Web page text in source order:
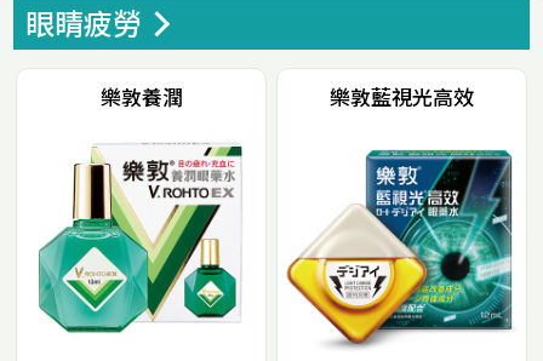
眼睛疲勞
樂敦養潤 樂敦藍視光高效